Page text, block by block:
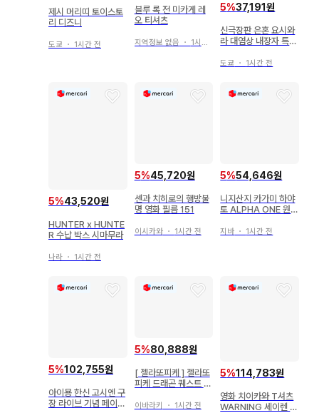
제시 머리띠 토이스토
리 디즈니
도쿄 ・ 1시간 전
블루 록 전 미카게 레
오 티셔츠
지역정보 없음 ・ 1시간 전
5%37,191원
신극장판 은혼 요시와
라 대염상 내장자 특전
제염상권 1주차
도쿄 ・ 1시간 전
5%43,520원
HUNTER x HUNTE
R 수납 박스 시마무라
나라 ・ 1시간 전
5%45,720원
센과 치히로의 행방불
명 영화 필름 151
이시카와・ 1시간 전
5%54,646원
니지산지 카가미 하야
토 ALPHA ONE 원맨
지바 ・ 1시간 전
5%102,755원
아이묭 한신 고시엔 구
장 라이브 기념 페이스
5%80,888원
[ 젤라또피케 ] 젤라또
피케 드래곤 퀘스트 콜
이바라키 ・ 1시간 전
5%114,783원
영화 치이카와 T셔츠
WARNING 세이렌 X